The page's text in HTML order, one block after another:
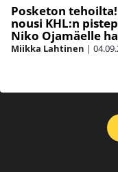
Posketon
nousi KHL:n
Niko Ojamäelle
Miikka Lahtinen |